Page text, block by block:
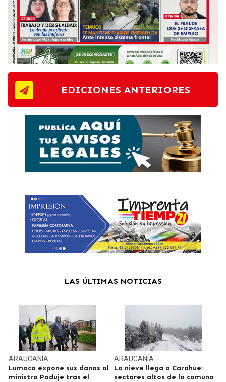
EDICIONES ANTERIORES
LAS ÚLTIMAS NOTICIAS
ARAUCANÍA
Lumaco expone sus daños al
ministro Poduje tras el
ARAUCANÍA
La nieve llega a Carahue:
sectores altos de la comuna